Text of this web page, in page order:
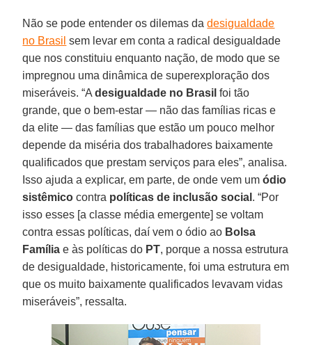
Não se pode entender os dilemas dadesigualdade
no Brasil sem levar em conta a radical desigualdade
que nos constituiu enquanto nação, de modo que se
impregnou uma dinâmica de superexploração dos
miseráveis. “Adesigualdade no Brasil foi tão
grande, que o bem-estar — não das famílias ricas e
da elite — das famílias que estão um pouco melhor
depende da miséria dos trabalhadores baixamente
qualificados que prestam serviços para eles”, analisa.
Isso ajuda a explicar, em parte, de onde vem umódio
sistêmico contra políticas de inclusão social . “Por
isso esses [a classe média emergente] se voltam
contra essas políticas, daí vem o ódio ao Bolsa
Família e às políticas do PT, porque a nossa estrutura
de desigualdade, historicamente, foi uma estrutura em
que os muito baixamente qualificados levavam vidas
miseráveis”, ressalta.